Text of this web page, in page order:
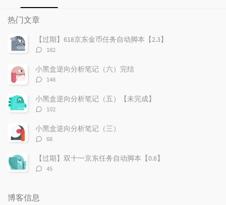
热
门
文
章
论
热门文章
【过期】618京东金币任务自动脚本【2.3】
评
数：
182
小黑盒逆向分析笔记（六）完结
评
数：
146
小黑盒逆向分析笔记（五）【未完成】
评
数：
102
小黑盒逆向分析笔记（三）
评
数：
68
【过期】双十一京东任务自动脚本【0.6】
评
45
博客信息